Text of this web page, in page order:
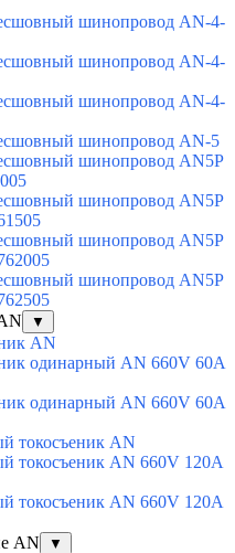
шинопровод AN-4-
шинопровод AN-4-
шинопровод AN-4-
шинопровод AN-5
шинопровод AN5P
шинопровод AN5P
шинопровод AN5P
шинопровод AN5P
▼
AN
одинарный AN 660V 60A
одинарный AN 660V 60A
токосъеник AN
токосъеник AN 660V 120A
токосъеник AN 660V 120A
AN
▼